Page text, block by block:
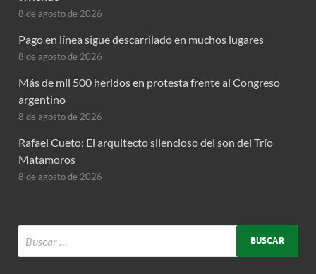
8 de agosto de 2026
Pago en línea sigue descarrilado en muchos lugares
8 de agosto de 2026
Más de mil 500 heridos en protesta frente al Congreso
argentino
8 de agosto de 2026
Rafael Cueto: El arquitecto silencioso del son del Trío
Matamoros
8 de agosto de 2026